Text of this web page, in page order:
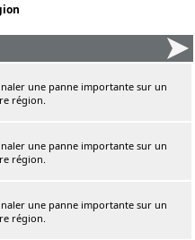
une panne importante sur un
région.
une panne importante sur un
région.
une panne importante sur un
région.